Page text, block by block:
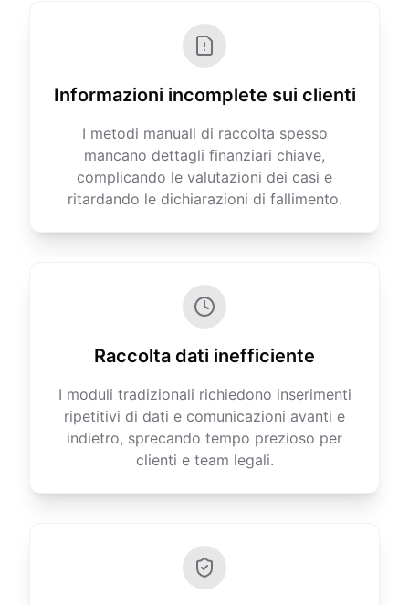
Informazioni incomplete sui clienti
I metodi manuali di raccolta spesso
mancano dettagli finanziari chiave,
complicando le valutazioni dei casi e
ritardando le dichiarazioni di fallimento.
Raccolta dati inefficiente
I moduli tradizionali richiedono inserimenti
ripetitivi di dati e comunicazioni avanti e
indietro, sprecando tempo prezioso per
clienti e team legali.